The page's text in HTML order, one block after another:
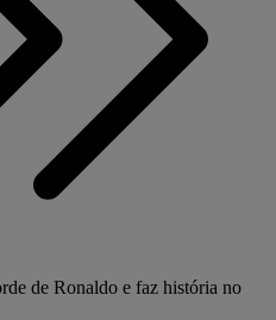
de Ronaldo e faz história no